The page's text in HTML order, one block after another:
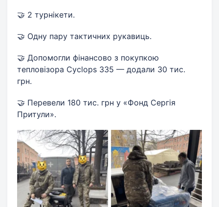
🤝 2 турнікети.
🤝 Одну пару тактичних рукавиць.
🤝 Допомогли фінансово з покупкою
тепловізора Cyclops 335 — додали 30 тис.
грн.
🤝 Перевели 180 тис. грн у «Фонд Сергія
Притули».